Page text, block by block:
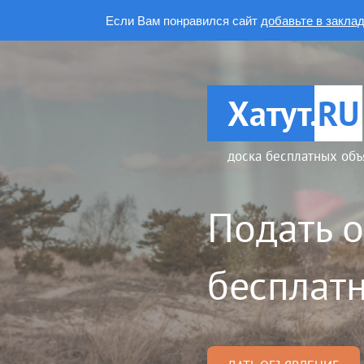
Если Вам понравился сайт добавьте в
Хатут.RU
доска бесплатных
Подать